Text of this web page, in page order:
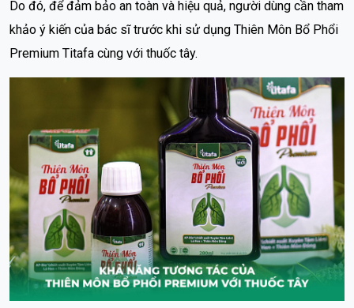
Do đó, để đảm bảo an toàn và hiệu quả, người dùng cần tham
khảo ý kiến của bác sĩ trước khi sử dụng Thiên Môn Bổ Phổi
Premium Titafa cùng với thuốc tây.